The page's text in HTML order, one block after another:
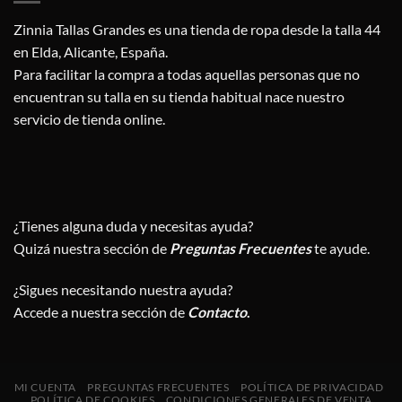
Zinnia Tallas Grandes es una tienda de ropa desde la talla 44
en Elda, Alicante, España.
Para facilitar la compra a todas aquellas personas que no
encuentran su talla en su tienda habitual nace nuestro
servicio de tienda online.
¿Tienes alguna duda y necesitas ayuda?
Quizá nuestra sección de Preguntas Frecuenteste ayude.
¿Sigues necesitando nuestra ayuda?
Accede a nuestra sección de Contacto.
MI CUENTA PREGUNTAS FRECUENTES
POLÍTICA DE PRIVACIDAD